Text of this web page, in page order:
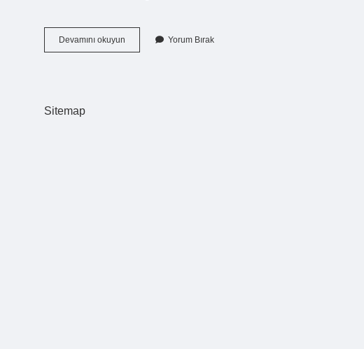
Devamını okuyun
Sensörü
Yorum Bırak
Sitemap